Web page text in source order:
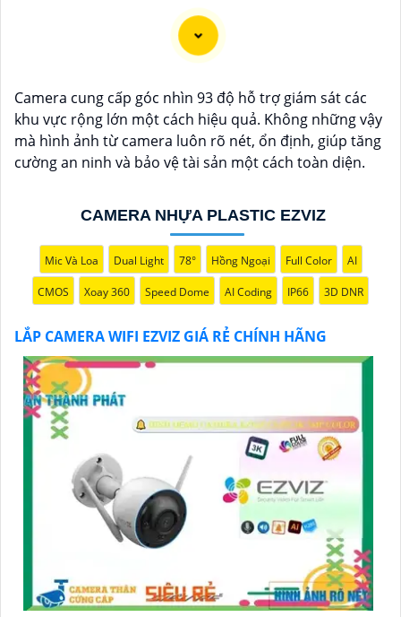
"Bạn đang tìm kiếm một giải pháp an ninh hiệu quả và
tiết kiệm? Hãy khám phá Camera Wifi Ezviz - dòng sản
hiện đại, dễ dàng lắp đặt và kết nối thông minh qua
Wifi, Camera Wifi Ezviz sẽ giúp bạn giám sát ngôi nhà
hoặc văn phòng mọi lúc mọi nơi chỉ bằng một chiếc
điện thoại thông minh.
hình ảnh sắc nét và độ phân giải cao, cho phép bạn
theo dõi mọi hoạt động một cách dễ dàng. Đừng bỏ lỡ
cơ hội sở hữu Camera Wifi Ezviz giá rẻ chính hãng để
bảo vệ tài sản và gia đình của bạn ngay hôm nay!"
Hy vọng đoạn văn trên sẽ giúp bạn trong việc giới
Camera cung cấp góc nhìn 93 độ hỗ trợ giám sát các
khu vực rộng lớn một cách hiệu quả. Không những vậy
mà hình ảnh từ camera luôn rõ nét, ổn định, giúp tăng
cường an ninh và bảo vệ tài sản một cách toàn diện.
CAMERA NHỰA PLASTIC EZVIZ
Mic Và Loa Dual Light 78° Hồng Ngoại Full Color AI
CMOS Xoay 360 Speed Dome AI Coding IP66 3D DNR
LẮP CAMERA WIFI EZVIZ GIÁ RẺ CHÍNH HÃNG